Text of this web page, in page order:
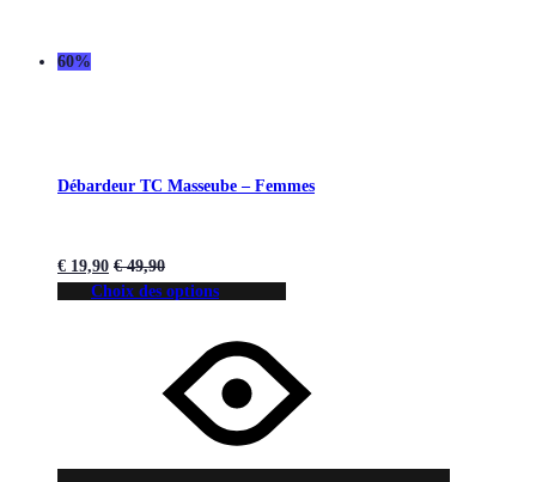
60%
Débardeur TC Masseube – Femmes
€ 19,90 €49,90
Choix des options